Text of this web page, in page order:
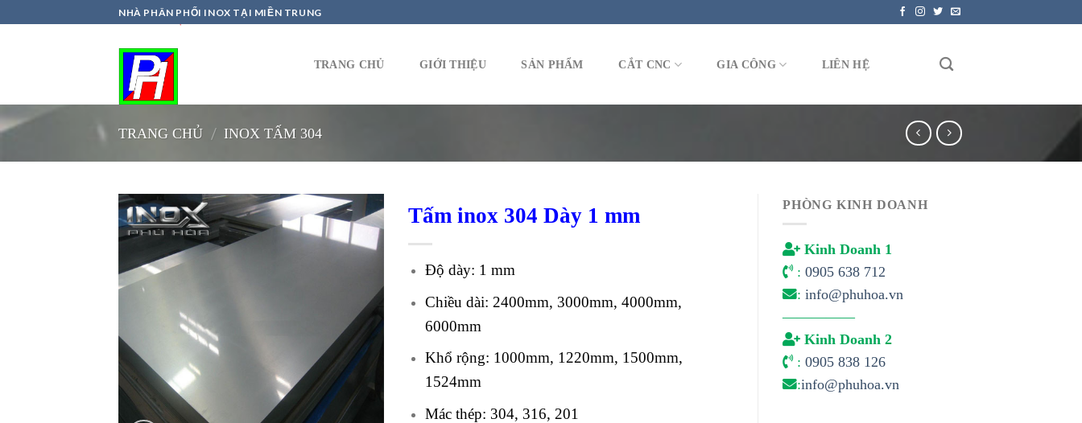
to
NHÀ PHÂN PHỐI INOX TẠI MIỀN TRUNG
TRANG CHỦ GIỚI THIỆU SẢN PHẨM CẮT CNC GIA CÔNG LIÊN HỆ
TRANG CHỦ / INOX TẤM 304
Tấm inox 304 Dày 1 mm
Độ dày: 1 mm
Chiều dài: 2400mm, 3000mm, 4000mm,
6000mm
Khổ rộng: 1000mm, 1220mm, 1500mm,
1524mm
Mác thép: 304, 316, 201
PHÒNG KINH DOANH
Kinh Doanh 1
: 0905 638 712
: info@phuhoa.vn
—————
Kinh Doanh 2
: 0905 838 126
:info@phuhoa.vn